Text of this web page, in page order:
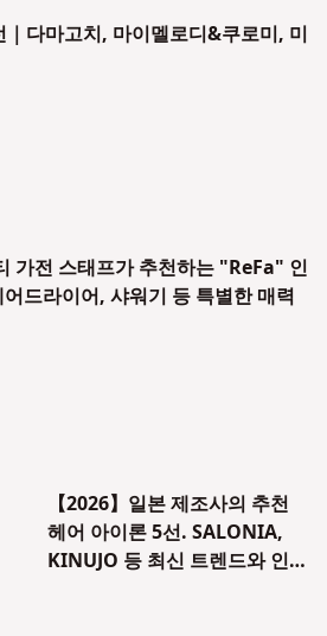
다마고치, 마이멜로디&쿠로미, 미
가전 스태프가 추천하는 "ReFa" 인
드라이어, 샤워기 등 특별한 매력
【2026】일본 제조사의 추천
헤어 아이론 5선. SALONIA,
KINUJO 등 최신 트렌드와 인기